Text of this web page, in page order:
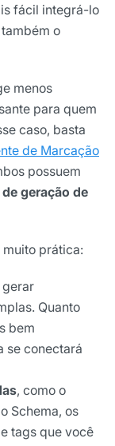
fácil integrá-lo
o
menos
para quem
caso, basta
de Marcação
possuem
geração de
prática:
gerar
Quanto
bem
se conectará
, como o
Schema, os
tags que você